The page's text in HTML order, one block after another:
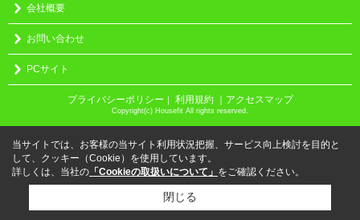
会社概要
お問い合わせ
PCサイト
プライバシーポリシー ｜ 利用規約 ｜アクセスマップ
Copyright(c) Housefit All rights reserved.
当サイトでは、お客様の当サイト利用状況把握、サービス向上検討を目的と
して、クッキー（Cookie）を使用しています。
詳しくは、当社の 「Cookieの取扱いについて」 をご確認ください。
閉じる